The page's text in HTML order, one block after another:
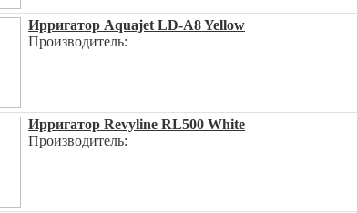
Ирригатор Aquajet LD-A8 Yellow
Производитель:
Ирригатор Revyline RL500 White
Производитель: